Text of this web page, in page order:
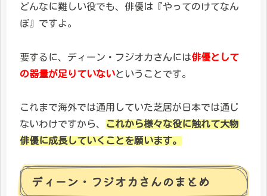
どんなに難しい役でも、俳優は『やってのけてなん
ぼ』ですよ。
要するに、ディーン・フジオカさんには俳優として
の器量が足りていないということです。
これまで海外では通用していた芝居が日本では通じ
ないわけですから、
これから様々な役に触れて大物
俳優に成長していくことを願います。
ディーン・フジオカさんのまとめ